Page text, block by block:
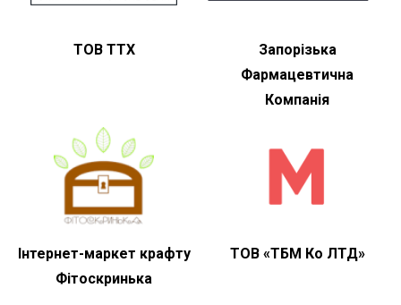
ТОВ ТТХ
Запорізька
Фармацевтична
Компанія
Інтернет-маркет крафту
Фітоскринька
ТОВ «ТБМ Ко ЛТД»